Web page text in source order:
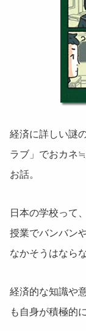
経済に詳しい謎
ラブ」でおカネ
お話。
日本の学校って
授業でバンバン
なかそうはなら
経済的な知識や
も自身が積極的